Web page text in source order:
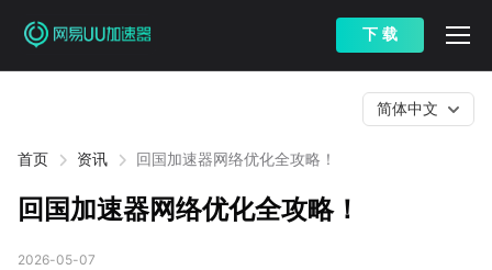
下 载
首页 资讯 回国加速器网络优化全攻略！
简体中文
回国加速器网络优化全攻略！
2026-05-07